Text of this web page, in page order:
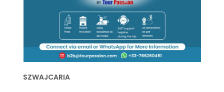
SZWAJCARIA